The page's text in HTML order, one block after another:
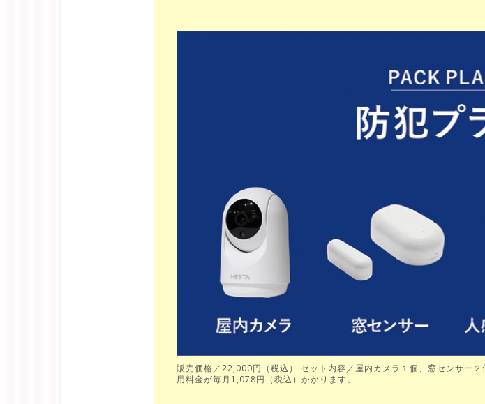
販売価格／22,000円（税込） セット内容／屋内カメラ１個、窓センサー
用料金が毎月1,078円（税込）かかります。